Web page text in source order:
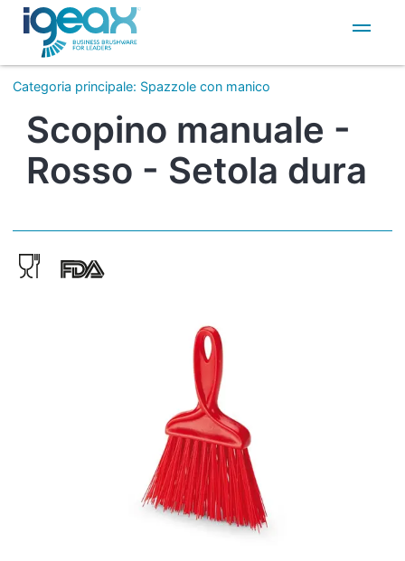
IT
EN
Categoria principale: Spazzole con manico
Scopino manuale -
Rosso - Setola dura